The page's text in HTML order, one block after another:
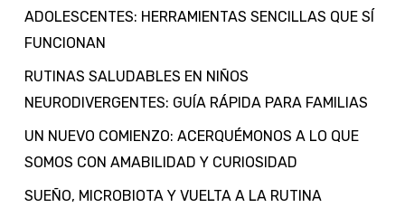
ADOLESCENTES: HERRAMIENTAS SENCILLAS QUE SÍ
FUNCIONAN
RUTINAS SALUDABLES EN NIÑOS
NEURODIVERGENTES: GUÍA RÁPIDA PARA FAMILIAS
UN NUEVO COMIENZO: ACERQUÉMONOS A LO QUE
SOMOS CON AMABILIDAD Y CURIOSIDAD
SUEÑO, MICROBIOTA Y VUELTA A LA RUTINA